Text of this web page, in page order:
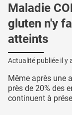
Maladie
gluten n'y
atteints
Actualité publiée il y
Même après une
près de 20% des
continuent à